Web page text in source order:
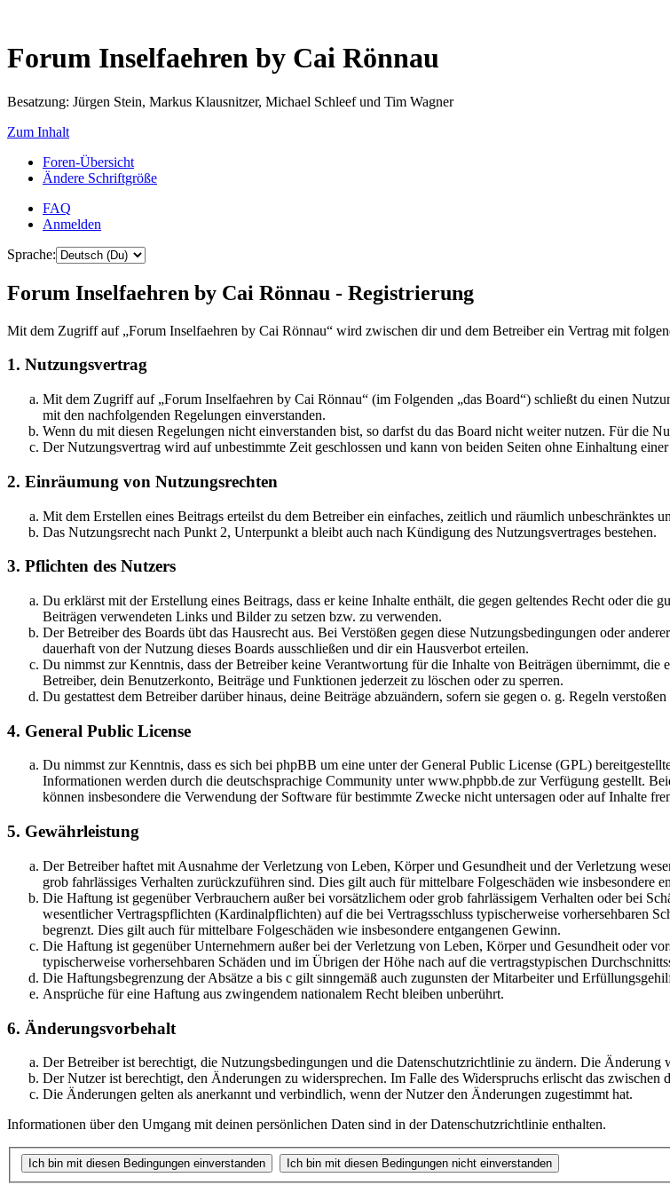
Forum Inselfaehren by Cai Rönnau
Besatzung: Jürgen Stein, Markus Klausnitzer, Michael Schleef und Tim Wagner
Zum Inhalt
Foren-Übersicht
Ändere Schriftgröße
FAQ
Anmelden
Sprache:
Forum Inselfaehren by Cai Rönnau - Registrierung
Mit dem Zugriff auf „Forum Inselfaehren by Cai Rönnau“ wird zwischen dir und dem Betreiber ein Vertrag mit
1. Nutzungsvertrag
Mit dem Zugriff auf „Forum Inselfaehren by Cai Rönnau“ (im Folgenden „das Board“) schließt du einen
mit den nachfolgenden Regelungen einverstanden.
Wenn du mit diesen Regelungen nicht einverstanden bist, so darfst du das Board nicht weiter nutzen. Für die
Der Nutzungsvertrag wird auf unbestimmte Zeit geschlossen und kann von beiden Seiten ohne Einhaltung
2. Einräumung von Nutzungsrechten
Mit dem Erstellen eines Beitrags erteilst du dem Betreiber ein einfaches, zeitlich und räumlich unbeschränktes
Das Nutzungsrecht nach Punkt 2, Unterpunkt a bleibt auch nach Kündigung des Nutzungsvertrages bestehen.
3. Pflichten des Nutzers
Du erklärst mit der Erstellung eines Beitrags, dass er keine Inhalte enthält, die gegen geltendes Recht oder die
Beiträgen verwendeten Links und Bilder zu setzen bzw. zu verwenden.
Der Betreiber des Boards übt das Hausrecht aus. Bei Verstößen gegen diese Nutzungsbedingungen oder
dauerhaft von der Nutzung dieses Boards ausschließen und dir ein Hausverbot erteilen.
Du nimmst zur Kenntnis, dass der Betreiber keine Verantwortung für die Inhalte von Beiträgen übernimmt, die
Betreiber, dein Benutzerkonto, Beiträge und Funktionen jederzeit zu löschen oder zu sperren.
Du gestattest dem Betreiber darüber hinaus, deine Beiträge abzuändern, sofern sie gegen o. g. Regeln
4. General Public License
Du nimmst zur Kenntnis, dass es sich bei phpBB um eine unter der General Public License (GPL)
Informationen werden durch die deutschsprachige Community unter www.phpbb.de zur Verfügung gestellt.
können insbesondere die Verwendung der Software für bestimmte Zwecke nicht untersagen oder auf Inhalte
5. Gewährleistung
Der Betreiber haftet mit Ausnahme der Verletzung von Leben, Körper und Gesundheit und der Verletzung
grob fahrlässiges Verhalten zurückzuführen sind. Dies gilt auch für mittelbare Folgeschäden wie insbesondere
Die Haftung ist gegenüber Verbrauchern außer bei vorsätzlichem oder grob fahrlässigem Verhalten oder bei
wesentlicher Vertragspflichten (Kardinalpflichten) auf die bei Vertragsschluss typischerweise vorhersehbaren
begrenzt. Dies gilt auch für mittelbare Folgeschäden wie insbesondere entgangenen Gewinn.
Die Haftung ist gegenüber Unternehmern außer bei der Verletzung von Leben, Körper und Gesundheit oder
typischerweise vorhersehbaren Schäden und im Übrigen der Höhe nach auf die vertragstypischen
Die Haftungsbegrenzung der Absätze a bis c gilt sinngemäß auch zugunsten der Mitarbeiter und
Ansprüche für eine Haftung aus zwingendem nationalem Recht bleiben unberührt.
6. Änderungsvorbehalt
Der Betreiber ist berechtigt, die Nutzungsbedingungen und die Datenschutzrichtlinie zu ändern. Die
Der Nutzer ist berechtigt, den Änderungen zu widersprechen. Im Falle des Widerspruchs erlischt das
Die Änderungen gelten als anerkannt und verbindlich, wenn der Nutzer den Änderungen zugestimmt hat.
Informationen über den Umgang mit deinen persönlichen Daten sind in der Datenschutzrichtlinie enthalten.